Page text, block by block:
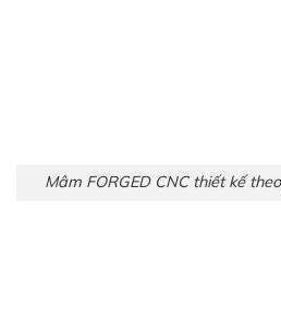
Mâm FORGED CNC thiết kế